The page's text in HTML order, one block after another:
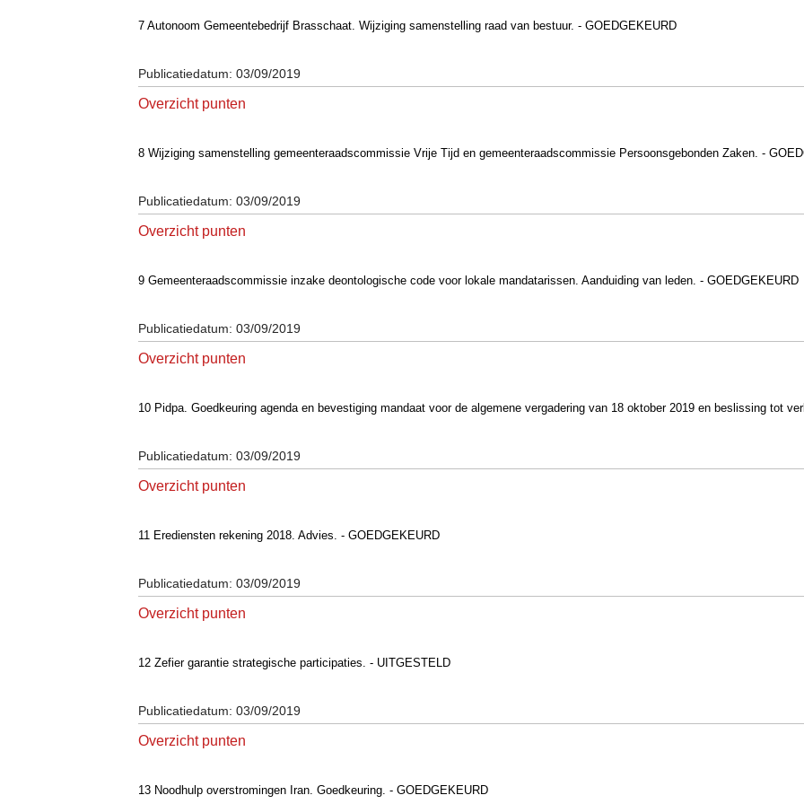
7 Autonoom Gemeentebedrijf Brasschaat. Wijziging samenstelling raad van bestuur. - GOEDGEKEURD
Publicatiedatum: 03/09/2019
Overzicht punten
8 Wijziging samenstelling gemeenteraadscommissie Vrije Tijd en gemeenteraadscommissie Persoonsgebonden Zaken. -
Publicatiedatum: 03/09/2019
Overzicht punten
9 Gemeenteraadscommissie inzake deontologische code voor lokale mandatarissen. Aanduiding van leden. - GOEDGEKEURD
Publicatiedatum: 03/09/2019
Overzicht punten
10 Pidpa. Goedkeuring agenda en bevestiging mandaat voor de algemene vergadering van 18 oktober 2019 en beslissing tot
Publicatiedatum: 03/09/2019
Overzicht punten
11 Erediensten rekening 2018. Advies. - GOEDGEKEURD
Publicatiedatum: 03/09/2019
Overzicht punten
12 Zefier garantie strategische participaties. - UITGESTELD
Publicatiedatum: 03/09/2019
Overzicht punten
13 Noodhulp overstromingen Iran. Goedkeuring. - GOEDGEKEURD